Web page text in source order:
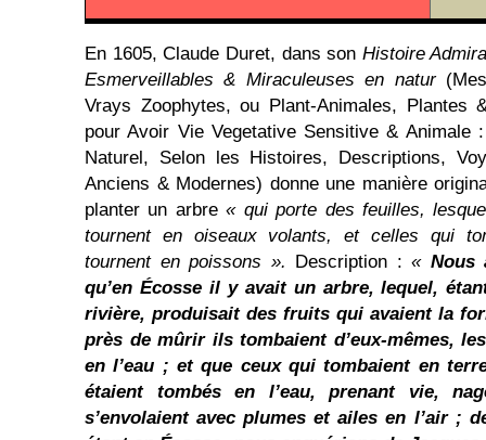
En 1605, Claude Duret, dans son Histoire
Esmerveillables & Miraculeuses en natur
Vrays Zoophytes, ou Plant-Animales, Plantes
pour Avoir Vie Vegetative Sensitive & Animale
Naturel, Selon les Histoires, Descriptions,
Anciens & Modernes) donne une manière
planter un arbre« qui porte des feuilles,
tournent en oiseaux volants, et celles qui
tournent en poissons ». Description : « Nous
qu’en Écosse il y avait un arbre, lequel,
rivière, produisait des fruits qui avaient la
près de mûrir ils tombaient d’eux-mêmes,
en l’eau ; et que ceux qui tombaient en
étaient tombés en l’eau, prenant vie,
s’envolaient avec plumes et ailes en l’air ;